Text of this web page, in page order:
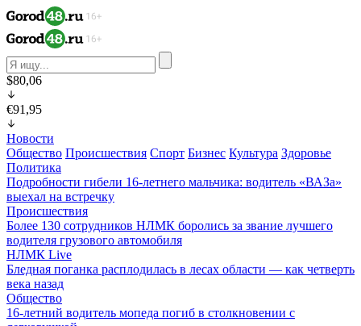
$80,06
€91,95
Новости
Общество Происшествия Спорт Бизнес Культура Здоровье
Политика
Подробности гибели 16-летнего мальчика: водитель «ВАЗа»
выехал на встречку
Происшествия
Более 130 сотрудников НЛМК боролись за звание лучшего
водителя грузового автомобиля
НЛМК Live
Бледная поганка расплодилась в лесах области — как четверть
века назад
Общество
16-летний водитель мопеда погиб в столкновении с